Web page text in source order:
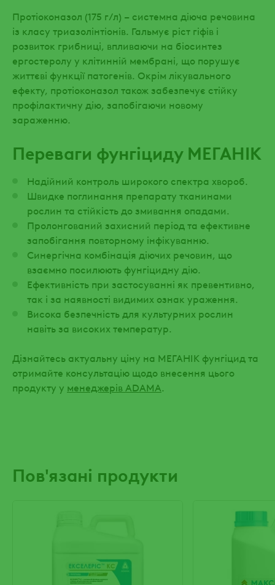
Протіоконазол (175 г/л) – системна діюча речовина
із класу триазолінтіонів. Гальмує ріст гіфів і
розвиток грибниці, впливаючи на біосинтез
ергостеролу у клітинній мембрані, що порушує
життєві функції патогенів. Окрім лікувального
ефекту, протіоконазол також забезпечує стійку
профілактичну дію, запобігаючи новому
зараженню.
Переваги фунгіциду МЕГАНІК
Надійний контроль широкого спектра хвороб.
Швидке поглинання препарату тканинами
рослин та стійкість до змивання опадами.
Пролонгований захисний період та ефективне
запобігання повторному інфікуванню.
Синергічна комбінація діючих речовин, що
взаємно посилюють фунгіцидну дію.
Ефективність при застосуванні як превентивно,
так і за наявності видимих ознак ураження.
Висока безпечність для культурних рослин
навіть за високих температур.
Дізнайтесь актуальну ціну на МЕГАНІК фунгіцид та
отримайте консультацію щодо внесення цього
продукту у менеджерів ADAMA.
Пов'язані продукти